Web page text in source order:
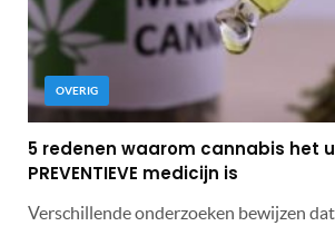
OVERIG
5 redenen waarom cannabis het
PREVENTIEVE medicijn is
Verschillende onderzoeken bewijzen